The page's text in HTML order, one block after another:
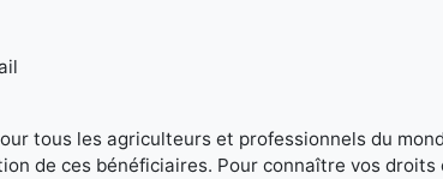
tous les agriculteurs et professionnels du
de ces bénéficiaires. Pour connaître vos